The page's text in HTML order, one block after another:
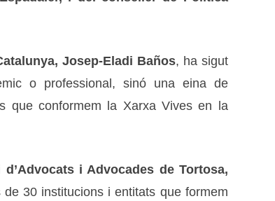
Josep-Eladi Baños, ha sigut
o professional, sinó una eina de
que conformem la Xarxa Vives en la
i Advocades de Tortosa,
30 institucions i entitats que formem